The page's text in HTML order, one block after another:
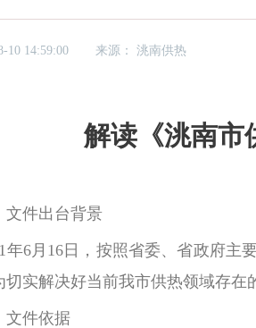
10 14:59:00 来源：洮南供热
解读《洮南市
文件出台背景
年6月16日， 按照省委、省政府主
切实解决好当前我市供热领域存
文件依据